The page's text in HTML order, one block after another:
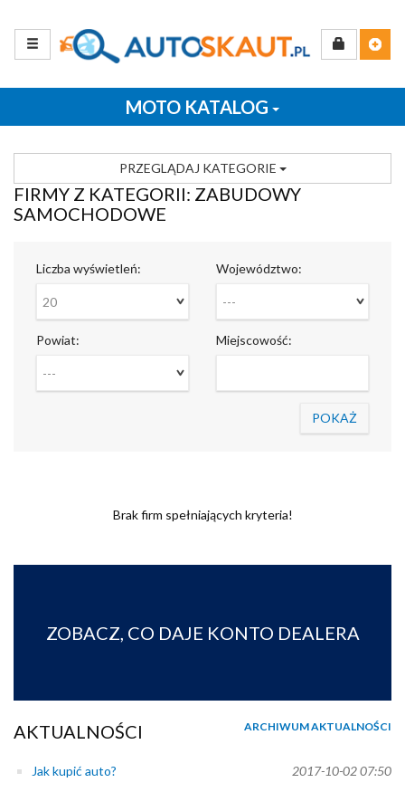
MOTO KATALOG
PRZEGLĄDAJ KATEGORIE
FIRMY Z KATEGORII: ZABUDOWY
SAMOCHODOWE
Liczba wyświetleń:
20
Województwo:
---
Powiat:
---
Miejscowość:
Brak firm spełniających kryteria!
ZOBACZ, CO DAJE KONTO DEALERA
AKTUALNOŚCI ARCHIWUM AKTUALNOŚCI
Jak kupić auto? 2017-10-02 07:50